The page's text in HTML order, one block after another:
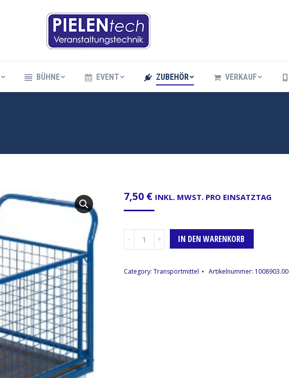
BÜHNE EVENT ZUBEHÖR VERKAUF
7,50 € INKL. MWST. PRO EINSATZTAG
Transportwagen,IN DEN WARENKORB
Category: Transportmittel Artikelnummer: 1008903.00
BÜHNE EVENT